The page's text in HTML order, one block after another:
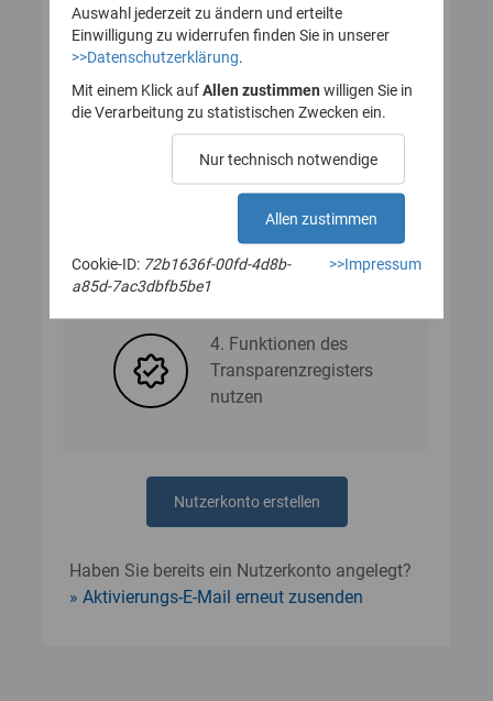
1. Nutzerkonto erstellen
des Nutzerkontos
bestätigen
3. Nutzerdaten angeben
4. Funktionen des
Transparenzregisters
nutzen
Nutzerkonto erstellen
Haben Sie bereits ein Nutzerkonto angelegt?
Aktivierungs-E-Mail erneut zusenden
Auswahl jederzeit zu ändern und erteilte
Einwilligung zu widerrufen finden Sie in unserer
>>Datenschutzerklärung
Mit einem Klick auf Allen zustimmen willigen Sie in
die Verarbeitung zu statistischen Zwecken ein.
Nur technisch notwendige
Allen zustimmen
Cookie-ID: 72b1636f-00fd-4d8b-
a85d-7ac3dbfb5be1
>>Impressum